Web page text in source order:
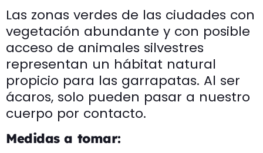
Las zonas verdes de las ciudades con
vegetación abundante y con posible
acceso de animales silvestres
representan un hábitat natural
propicio para las garrapatas. Al ser
ácaros, solo pueden pasar a nuestro
cuerpo por contacto.
Medidas a tomar: